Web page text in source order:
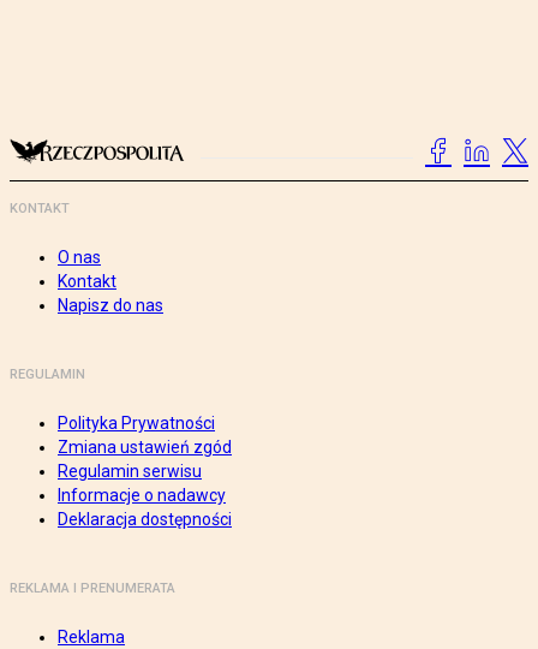
KONTAKT
O nas
Kontakt
Napisz do nas
REGULAMIN
Polityka Prywatności
Zmiana ustawień zgód
Regulamin serwisu
Informacje o nadawcy
Deklaracja dostępności
REKLAMA I PRENUMERATA
Reklama